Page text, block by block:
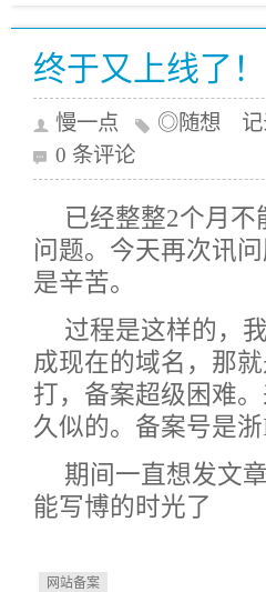
终于又上线了！
慢一点 ◎随想 记
0 条评论
已经整整2个月
问题。今天再次讯
是辛苦。
过程是这样的，
成现在的域名，那
打，备案超级困难
久似的。备案号是浙
期间一直想发文
能写博的时光了
网站备案